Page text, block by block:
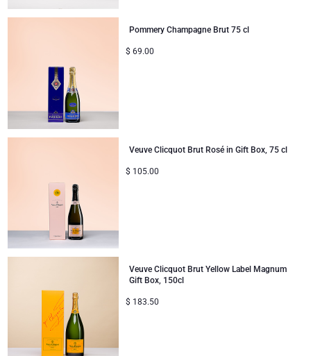
Geschenke für Kinder
Weihnachtsgeschenke
Pommery Champagne Brut 75 cl
$ 69.00
Veuve Clicquot Brut Rosé in Gift Box, 75 cl
$ 105.00
Veuve Clicquot Brut Yellow Label Magnum
Gift Box, 150cl
$ 183.50